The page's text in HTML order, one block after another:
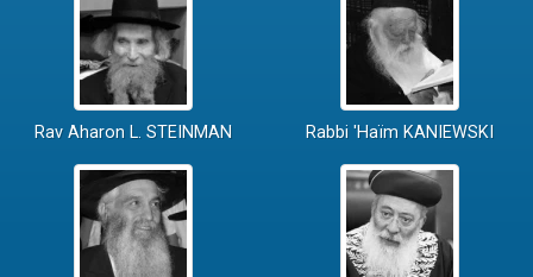
Rav Aharon L. STEINMAN Rabbi 'Haïm KANIEWSKI